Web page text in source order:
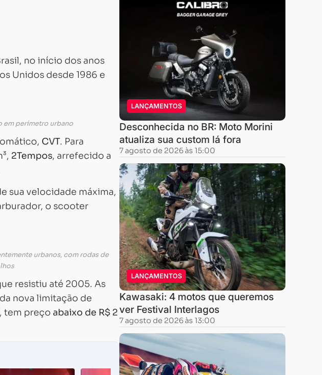
no início dos anos
Unidos desde 1986 e
em perímetro urbano
CVT. Para
2Tempos, arrefecido a
sua velocidade máxima,
o scooter
urbanos, com rodas de
resistiu até 2005. As
nova limitação de
tem preço abaixo de R$ 2
LANÇAMENTOS
Desconhecida no BR: Moto Morini
atualiza sua custom lá fora
7 agosto de 2026 às 15:00
LANÇAMENTOS
Kawasaki: 4 motos que queremos
ver Festival Interlagos
7 agosto de 2026 às 13:00